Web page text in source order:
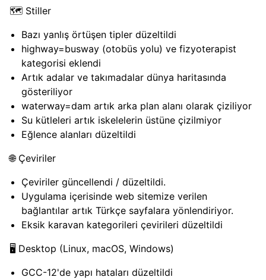
🗺️ Stiller
Bazı yanlış örtüşen tipler düzeltildi
highway=busway (otobüs yolu) ve fizyoterapist
kategorisi eklendi
Artık adalar ve takımadalar dünya haritasında
gösteriliyor
waterway=dam artık arka plan alanı olarak çiziliyor
Su kütleleri artık iskelelerin üstüne çizilmiyor
Eğlence alanları düzeltildi
🌐 Çeviriler
Çeviriler güncellendi / düzeltildi.
Uygulama içerisinde web sitemize verilen
bağlantılar artık Türkçe sayfalara yönlendiriyor.
Eksik karavan kategorileri çevirileri düzeltildi
🖥️ Desktop (Linux, macOS, Windows)
GCC-12'de yapı hataları düzeltildi